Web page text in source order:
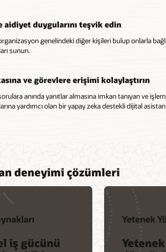
aidiyet duygularını teşvik edin
genelindeki diğer kişileri bulup onlarla
sunun.
ve görevlere erişimi kolaylaştırın
anında yanıtlar almasına imkan tanıyan ve
yardımcı olan bir yapay zeka destekli dijital asistan
deneyimi çözümleri
iş gücünü
Yetenek